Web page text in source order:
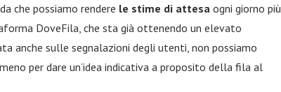
che possiamo rendere le stime di attesa ogni giorno più
DoveFila, che sta già ottenendo un elevato
anche sulle segnalazioni degli utenti, non possiamo
per dare un’idea indicativa a proposito della fila al